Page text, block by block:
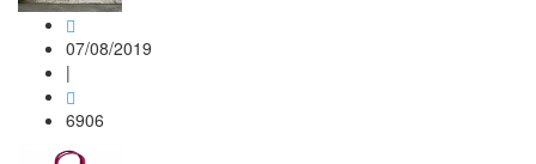
07/08/2019
|
6906